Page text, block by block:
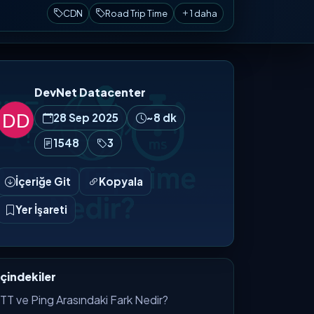
CDN Road Trip Time 1 daha
DevNet Datacenter
28 Sep 2025
~8 dk
1548
3
İçeriğe Git Kopyala
Yer İşareti
ve Ping Arasındaki Fark Nedir?